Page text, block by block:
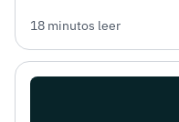
opciones avanzadas
18 minutos leer